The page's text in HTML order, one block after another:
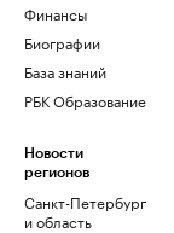
Финансы
Биографии
База знаний
РБК Образование
Новости
регионов
Санкт-Петербург
и область